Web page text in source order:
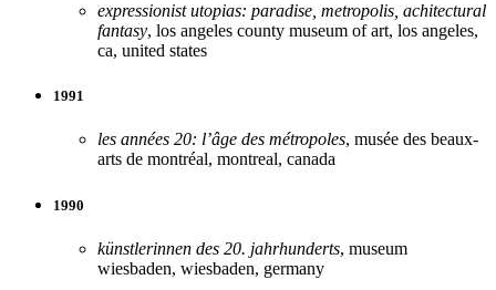
expressionist utopias: paradise, metropolis, achitectural
fantasy, los angeles county museum of art, los angeles,
ca, united states
1991
les années 20: l’âge des métropoles, musée des beaux-
arts de montréal, montreal, canada
1990
künstlerinnen des 20. jahrhunderts, museum
wiesbaden, wiesbaden, germany